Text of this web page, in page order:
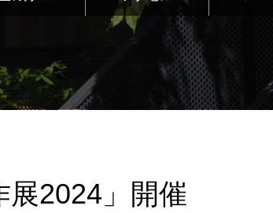
2024」開催